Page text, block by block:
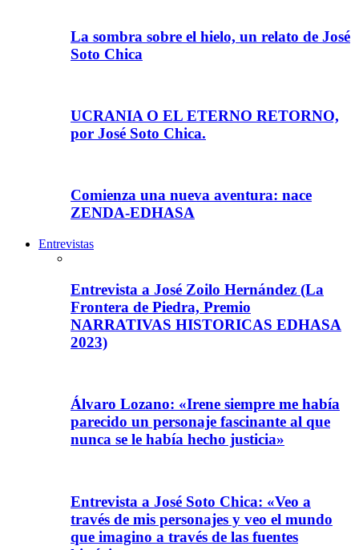
La sombra sobre el hielo, un relato de José
Soto Chica
UCRANIA O EL ETERNO RETORNO,
por José Soto Chica.
Comienza una nueva aventura: nace
ZENDA-EDHASA
Entrevistas
Entrevista a José Zoilo Hernández (La
Frontera de Piedra, Premio
NARRATIVAS HISTORICAS EDHASA
2023)
Álvaro Lozano: «Irene siempre me había
parecido un personaje fascinante al que
nunca se le había hecho justicia»
Entrevista a José Soto Chica: «Veo a
través de mis personajes y veo el mundo
que imagino a través de las fuentes